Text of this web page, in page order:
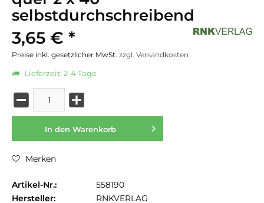
selbstdurchschreibend
3,65 € *
Preise inkl. gesetzlicher MwSt. zzgl. Versandkosten
Lieferzeit: 2-4 Tage
In den Warenkorb
Merken
Artikel-Nr.:
558190
Hersteller:
RNKVERLAG